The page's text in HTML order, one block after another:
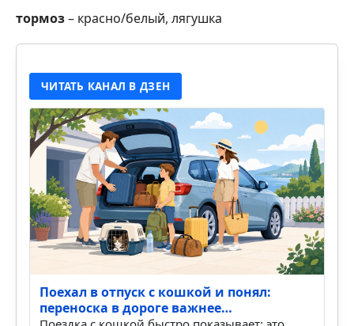
тормоз– красно/белый, лягушка
ЧИТАТЬ КАНАЛ В ДЗЕН
Поехал в отпуск с кошкой и понял:
переноска в дороге важнее…